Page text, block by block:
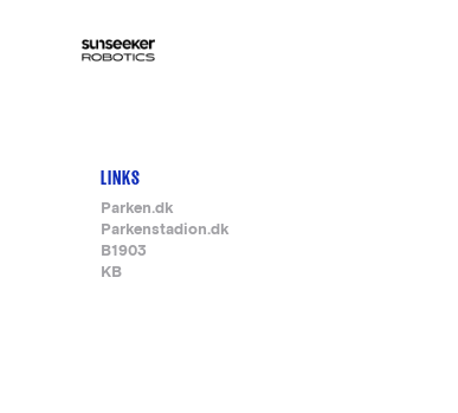
LINKS
Parken.dk
Parkenstadion.dk
B1903
KB